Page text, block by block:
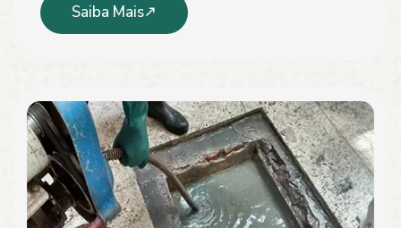
Saiba Mais